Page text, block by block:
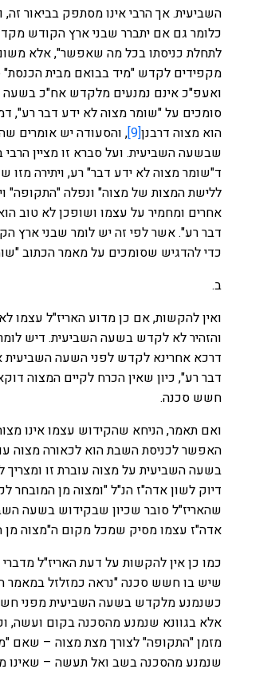
השביעית. אך הרבי אינו מסתפק בביאור
כלומר גם אם יתברר שבני ארץ הקודש
לתחלת כניסתו בכל מה שאפשר", אלא
מקפידים לקדש "מיד בבואם מבית הכנסת"
ואעפ"כ אינם נמנעים מלקדש אח"כ בשעה
סומכים על "שומר מצוה לא ידע דבר רע",
הוא מצוה דרבנן[9] , והסעודה יש אומרים
שבשעה השביעית. ועל סברא זו מציין
ד"שומר מצוה לא ידע דבר" רע, ויתירה
ללישת המצות של מצוה" ונפלה
אחרים ומחמיר על עצמו ושופכן לא טוב
דבר רע". אשר לפי זה יש לומר שבני ארץ
כדי להדגיש שסומכים על מאמר הכתוב
ב.
ואין להקשות, אם כן מדוע האריז"ל
והזהיר לא לקדש בשעה השביעית. דיש
דרכא אחרינא לקדש לפני השעה השביעית
דבר רע", כיון שאין הכרח לקיים המצוה
חשש סכנה.
ואם תאמר, הניחא שהקידוש עצמו אינו
האפשר לכניסת השבת הוא לכאורה מצוה
בשעה השביעית על מצוה עוברת זו
דיוק לשון אדה"ז הנ"ל "ומצוה מן המובחר
שהאריז"ל סובר שכיון שבקידוש בשעה
אדה"ז עצמו מסיק שמכל מקום ה"מצוה מן
כמו כן אין להקשות על דעת האריז"ל
שיש בו חשש סכנה "נראה כמזלזל במאמר
כשנמנע מלקדש בשעה השביעית מפני
אלא בגוונא שנמנע מהסכנה בקום
מזמן "התקופה" לצורך מצת מצוה – שאם
שנמנע מהסכנה בשב ואל תעשה – שאינו